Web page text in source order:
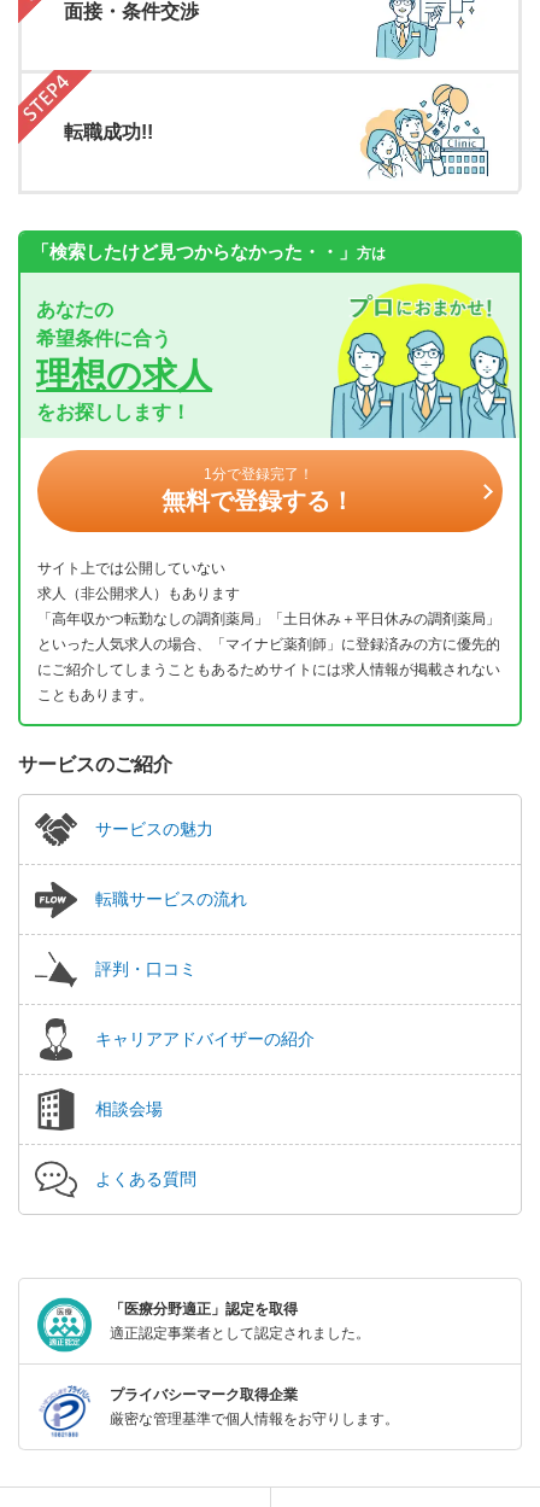
面接・条件交渉
転職成功!!
「検索したけど見つからなかった・・」 方は
あなたの
希望条件に合う
理想の求人
をお探しします！
1分で登録完了！
無料で登録する！
サイト上では公開していない
求人（非公開求人）もあります
「高年収かつ転勤なしの調剤薬局」「土日休み＋平日休みの調剤薬局」
といった人気求人の場合、「マイナビ薬剤師」に登録済みの方に優先的
にご紹介してしまうこともあるためサイトには求人情報が掲載されない
こともあります。
サービスのご紹介
サービスの魅力
転職サービスの流れ
評判・口コミ
キャリアアドバイザーの紹介
相談会場
よくある質問
「医療分野適正」認定を取得
適正認定事業者として認定されました。
プライバシーマーク取得企業
厳密な管理基準で個人情報をお守りします。